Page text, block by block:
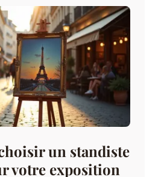
un standiste
votre exposition